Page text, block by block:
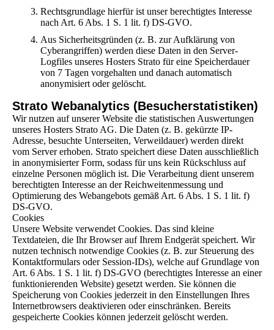
Rechtsgrundlage hierfür ist unser berechtigtes Interesse
nach Art. 6 Abs. 1 S. 1 lit. f) DS-GVO.
Aus Sicherheitsgründen (z. B. zur Aufklärung von
Cyberangriffen) werden diese Daten in den Server-
Logfiles unseres Hosters Strato für eine Speicherdauer
von 7 Tagen vorgehalten und danach automatisch
anonymisiert oder gelöscht.
Strato Webanalytics (Besucherstatistiken)
Wir nutzen auf unserer Website die statistischen Auswertungen
unseres Hosters Strato AG. Die Daten (z. B. gekürzte IP-
Adresse, besuchte Unterseiten, Verweildauer) werden direkt
vom Server erhoben. Strato speichert diese Daten ausschließlich
in anonymisierter Form, sodass für uns kein Rückschluss auf
einzelne Personen möglich ist. Die Verarbeitung dient unserem
berechtigten Interesse an der Reichweitenmessung und
Optimierung des Webangebots gemäß Art. 6 Abs. 1 S. 1 lit. f)
DS-GVO.
Cookies
Unsere Website verwendet Cookies. Das sind kleine
Textdateien, die Ihr Browser auf Ihrem Endgerät speichert. Wir
nutzen technisch notwendige Cookies (z. B. zur Steuerung des
Kontaktformulars oder Session-IDs), welche auf Grundlage von
Art. 6 Abs. 1 S. 1 lit. f) DS-GVO (berechtigtes Interesse an einer
funktionierenden Website) gesetzt werden. Sie können die
Speicherung von Cookies jederzeit in den Einstellungen Ihres
Internetbrowsers deaktivieren oder einschränken. Bereits
gespeicherte Cookies können jederzeit gelöscht werden.